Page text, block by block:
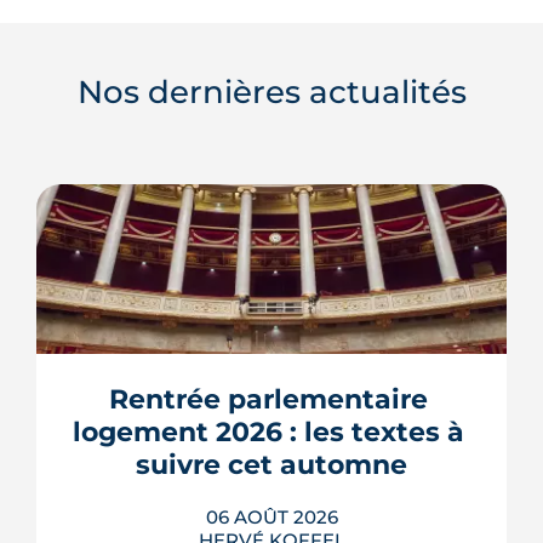
Nos dernières actualités
Rentrée parlementaire
logement 2026 : les textes à
suivre cet automne
06 AOÛT 2026